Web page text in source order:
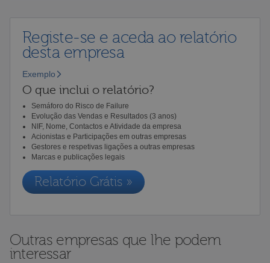
Registe-se e aceda ao relatório
desta empresa
Exemplo
O que inclui o relatório?
Semáforo do Risco de Failure
Evolução das Vendas e Resultados (3 anos)
NIF, Nome, Contactos e Atividade da empresa
Acionistas e Participações em outras empresas
Gestores e respetivas ligações a outras empresas
Marcas e publicações legais
Relatório Grátis »
Outras empresas que lhe podem
interessar